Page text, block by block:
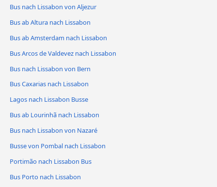
Bus nach Lissabon von Aljezur
Bus ab Altura nach Lissabon
Bus ab Amsterdam nach Lissabon
Bus Arcos de Valdevez nach Lissabon
Bus nach Lissabon von Bern
Bus Caxarias nach Lissabon
Lagos nach Lissabon Busse
Bus ab Lourinhã nach Lissabon
Bus nach Lissabon von Nazaré
Busse von Pombal nach Lissabon
Portimão nach Lissabon Bus
Bus Porto nach Lissabon